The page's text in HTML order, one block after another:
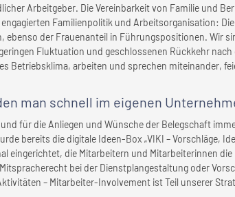
Arbeitgeber. Die Vereinbarkeit von Familie und
engagierten Familienpolitik und Arbeitsorganisation:
ebenso der Frauenanteil in Führungspositionen. Wir
Fluktuation und geschlossenen Rückkehr
Betriebsklima, arbeiten und sprechen miteinander,
man schnell im eigenen
für die Anliegen und Wünsche der Belegschaft
bereits die digitale Ideen-Box „VIKI – Vorschläge,
eingerichtet, die Mitarbeitern und Mitarbeiterinnen
bei der Dienstplangestaltung oder
– Mitarbeiter-Involvement ist Teil unserer